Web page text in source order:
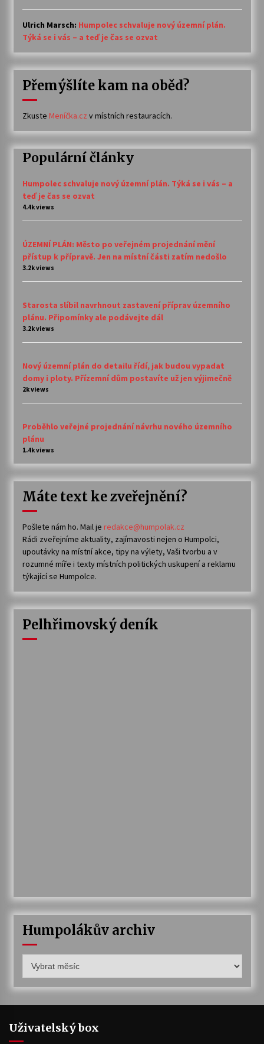
Ulrich Marsch: Humpolec schvaluje nový územní plán.
Týká se i vás – a teď je čas se ozvat
Přemýšlíte kam na oběd?
Zkuste Meníčka.cz v místních restauracích.
Populární články
Humpolec schvaluje nový územní plán. Týká se i vás – a
teď je čas se ozvat
4.4k views
ÚZEMNÍ PLÁN: Město po veřejném projednání mění
přístup k přípravě. Jen na místní části zatím nedošlo
3.2k views
Starosta slíbil navrhnout zastavení příprav územního
plánu. Připomínky ale podávejte dál
3.2k views
Nový územní plán do detailu řídí, jak budou vypadat
domy i ploty. Přízemní dům postavíte už jen výjimečně
2k views
Proběhlo veřejné projednání návrhu nového územního
plánu
1.4k views
Máte text ke zveřejnění?
Pošlete nám ho. Mail je redakce@humpolak.cz
Rádi zveřejníme aktuality, zajímavosti nejen o Humpolci,
upoutávky na místní akce, tipy na výlety, Vaši tvorbu a v
rozumné míře i texty místních politických uskupení a reklamu
týkající se Humpolce.
Pelhřimovský deník
Humpolákův archiv
archiv
Uživatelský box